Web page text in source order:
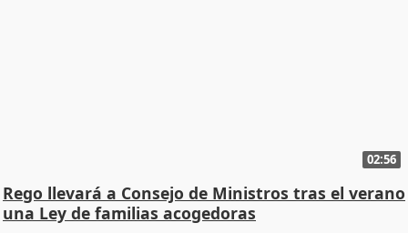
02:56
Rego llevará a Consejo de Ministros tras el verano
una Ley de familias acogedoras